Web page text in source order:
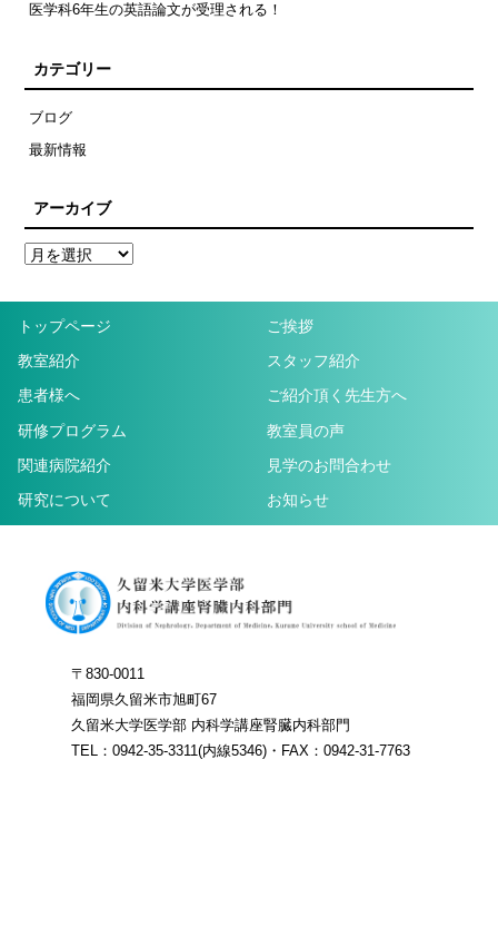
医学科6年生の英語論文が受理される！
カテゴリー
ブログ
最新情報
アーカイブ
トップページ
ご挨拶
教室紹介
スタッフ紹介
患者様へ
ご紹介頂く先生方へ
研修プログラム
教室員の声
関連病院紹介
見学のお問合わせ
研究について
お知らせ
〒830-0011
福岡県久留米市旭町67
久留米大学医学部 内科学講座腎臓内科部門
TEL：0942-35-3311(内線5346)・FAX：0942-31-7763